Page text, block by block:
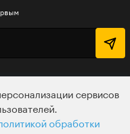
сервисов
обработки